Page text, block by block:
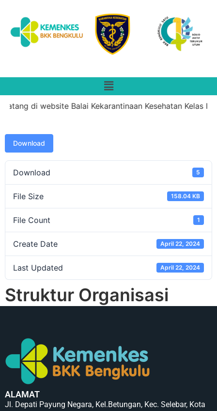
di website Balai Kekarantinaan Kesehatan Kelas II
Download
Download 5
File Size 158.04 KB
File Count 1
Create Date April 22, 2024
Last Updated April 22, 2024
Struktur Organisasi
ALAMAT
Jl. Depati Payung Negara, Kel.Betungan, Kec. Selebar, Kota